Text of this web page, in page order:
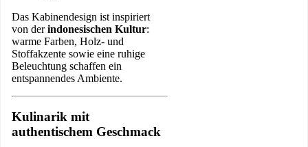
Das Kabinendesign ist inspiriert
von derindonesischen Kultur:
warme Farben, Holz- und
Stoffakzente sowie eine ruhige
Beleuchtung schaffen ein
entspannendes Ambiente.
Kulinarik mit
authentischem Geschmack